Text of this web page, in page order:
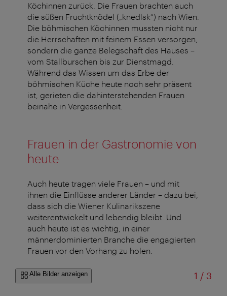
Köchinnen zurück. Die Frauen brachten auch
die süßen Fruchtknödel („knedlsk“) nach Wien.
Die böhmischen Köchinnen mussten nicht nur
die Herrschaften mit feinem Essen versorgen,
sondern die ganze Belegschaft des Hauses –
vom Stallburschen bis zur Dienstmagd.
Während das Wissen um das Erbe der
böhmischen Küche heute noch sehr präsent
ist, gerieten die dahinterstehenden Frauen
beinahe in Vergessenheit.
Frauen in der Gastronomie von
heute
Auch heute tragen viele Frauen – und mit
ihnen die Einflüsse anderer Länder – dazu bei,
dass sich die Wiener Kulinarikszene
weiterentwickelt und lebendig bleibt. Und
auch heute ist es wichtig, in einer
männerdominierten Branche die engagierten
Frauen vor den Vorhang zu holen.
Alle Bilder anzeigen 1 /von
3